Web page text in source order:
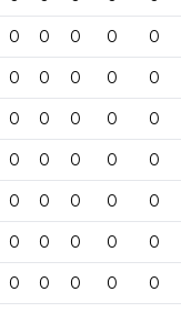
0 0 0 0 0
0 0 0 0 0
0 0 0 0 0
0 0 0 0 0
0 0 0 0 0
0 0 0 0 0
0 0 0 0 0